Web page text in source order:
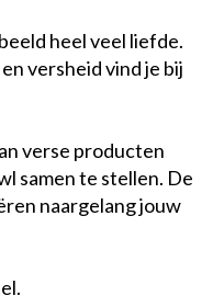
heel veel liefde.
versheid vind je bij
verse producten
samen te stellen. De
naargelang jouw